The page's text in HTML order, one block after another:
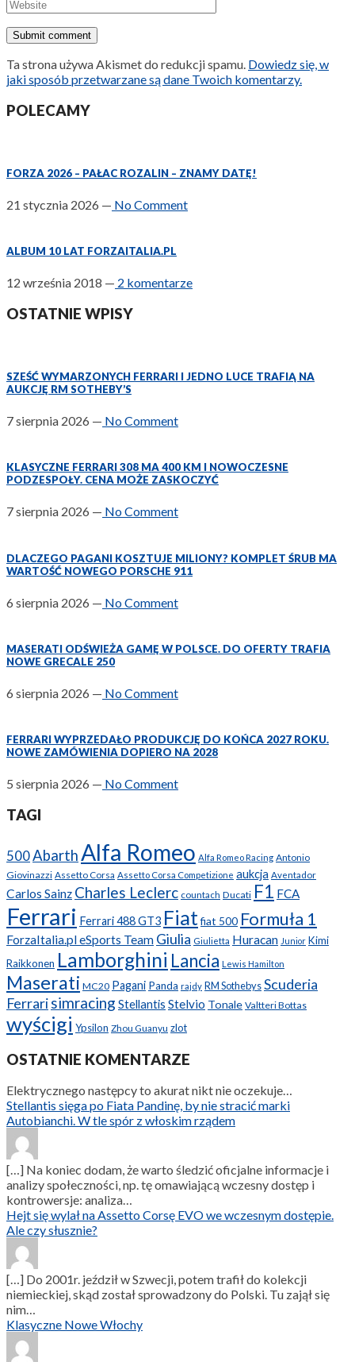
Ta strona używa Akismet do redukcji spamu. Dowiedz się, w
jaki sposób przetwarzane są dane Twoich komentarzy.
POLECAMY
FORZA 2026 – PAŁAC ROZALIN – ZNAMY DATĘ!
21 stycznia 2026 — No Comment
ALBUM 10 LAT FORZAITALIA.PL
12 września 2018 — 2 komentarze
OSTATNIE WPISY
SZEŚĆ WYMARZONYCH FERRARI I JEDNO LUCE TRAFIĄ NA
AUKCJĘ RM SOTHEBY’S
7 sierpnia 2026 — No Comment
KLASYCZNE FERRARI 308 MA 400 KM I NOWOCZESNE
PODZESPOŁY. CENA MOŻE ZASKOCZYĆ
7 sierpnia 2026 — No Comment
DLACZEGO PAGANI KOSZTUJE MILIONY? KOMPLET ŚRUB MA
WARTOŚĆ NOWEGO PORSCHE 911
6 sierpnia 2026 — No Comment
MASERATI ODŚWIEŻA GAMĘ W POLSCE. DO OFERTY TRAFIA
NOWE GRECALE 250
6 sierpnia 2026 — No Comment
FERRARI WYPRZEDAŁO PRODUKCJĘ DO KOŃCA 2027 ROKU.
NOWE ZAMÓWIENIA DOPIERO NA 2028
5 sierpnia 2026 — No Comment
TAGI
500AbarthAlfa Romeo Alfa Romeo Racing Antonio
Giovinazzi Assetto Corsa Assetto Corsa Competizione aukcja Aventador
Carlos Sainz Charles Leclerc countach Ducati F1 FCA
Ferrari Ferrari 488 GT3 Fiat fiat 500 Formuła 1
ForzaItalia.pl eSports Team Giulia Giulietta Huracan Junior Kimi
Raikkonen Lamborghini Lancia Lewis Hamilton
Maserati MC20 Pagani Panda rajdy RM SothebysScuderia
Ferrarisimracing Stellantis Stelvio Tonale Valtteri Bottas
wyścigi Ypsilon Zhou Guanyu zlot
OSTATNIE KOMENTARZE
Elektrycznego następcy to akurat nikt nie oczekuje…
Stellantis sięga po Fiata Pandinę, by nie stracić marki
Autobianchi. W tle spór z włoskim rządem
[…] Na koniec dodam, że warto śledzić oficjalne informacje i
analizy społeczności, np. tę omawiającą wczesny dostęp i
kontrowersje: analiza…
Hejt się wylał na Assetto Corsę EVO we wczesnym dostępie.
Ale czy słusznie?
[…] Do 2001r. jeździł w Szwecji, potem trafił do kolekcji
niemieckiej, skąd został sprowadzony do Polski. Tu zajął się
nim…
Klasyczne Nowe Włochy